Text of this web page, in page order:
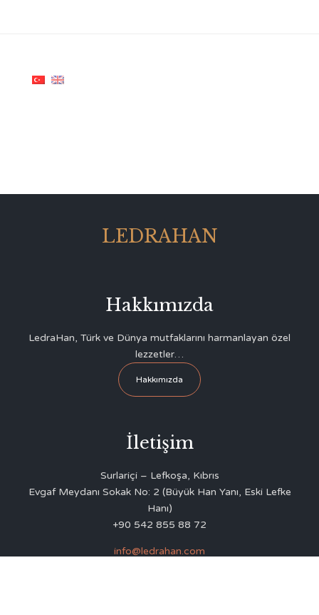
LEDRAHAN
Hakkımızda
LedraHan, Türk ve Dünya mutfaklarını harmanlayan özel
lezzetler…
Hakkımızda
İletişim
Surlariçi – Lefkoşa, Kıbrıs
Evgaf Meydanı Sokak No: 2 (Büyük Han Yanı, Eski Lefke
Hanı)
+90 542 855 88 72
info@ledrahan.com